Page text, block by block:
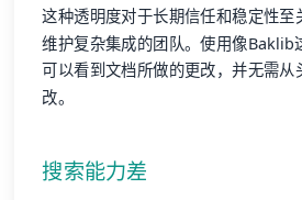
这种透明度对于长期信任和稳定性至
维护复杂集成的团队。使用像Baklib
可以看到文档所做的更改，并无需从
改。
搜索能力差